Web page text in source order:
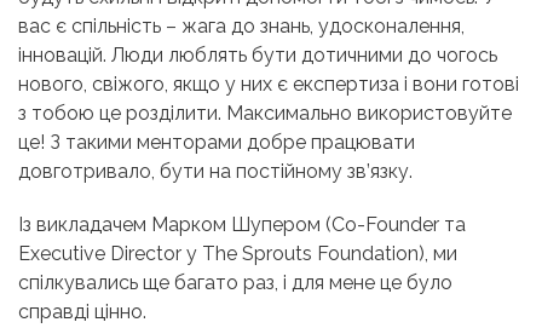
вас є спільність – жага до знань, удосконалення,
інновацій. Люди люблять бути дотичними до чогось
нового, свіжого, якщо у них є експертиза і вони готові
з тобою це розділити. Максимально використовуйте
це! З такими менторами добре працювати
довготривало, бути на постійному зв’язку.
Із викладачем Марком Шупером (Co-Founder та
Executive Director у The Sprouts Foundation), ми
спілкувались ще багато раз, і для мене це було
справді цінно.